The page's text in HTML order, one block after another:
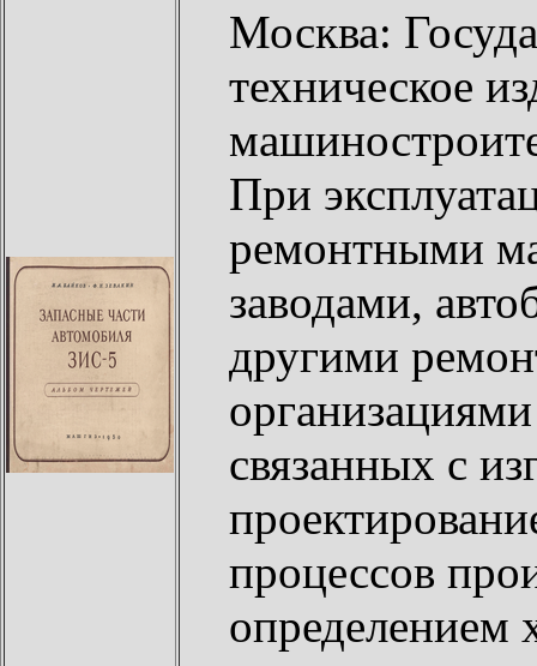
Москва:
техническое
При
ремонтными
заводами,
другими
связанных с
процессов
определением